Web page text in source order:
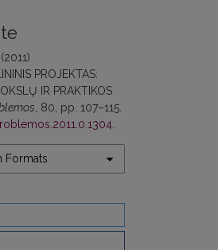
PROJEKTAS:
IR PRAKTIKOS
, 80, pp. 107–115.
Formats